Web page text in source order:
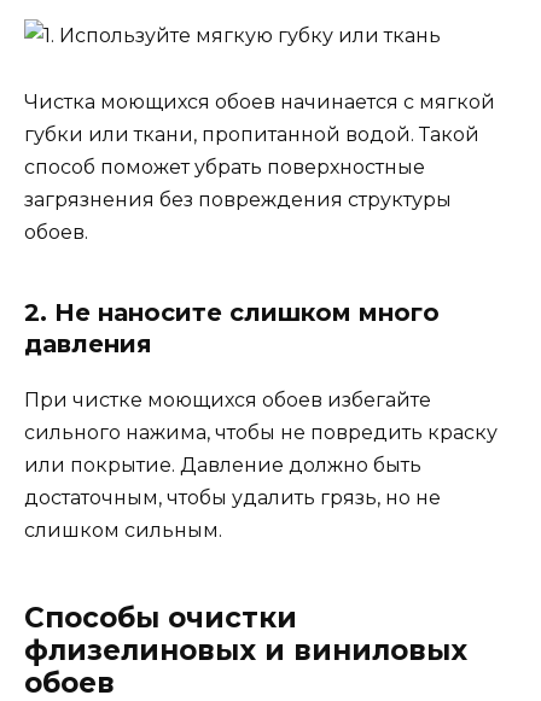
Чистка моющихся обоев начинается с мягкой
губки или ткани, пропитанной водой. Такой
способ поможет убрать поверхностные
загрязнения без повреждения структуры
обоев.
2. Не наносите слишком много
давления
При чистке моющихся обоев избегайте
сильного нажима, чтобы не повредить краску
или покрытие. Давление должно быть
достаточным, чтобы удалить грязь, но не
слишком сильным.
Способы очистки
флизелиновых и виниловых
обоев